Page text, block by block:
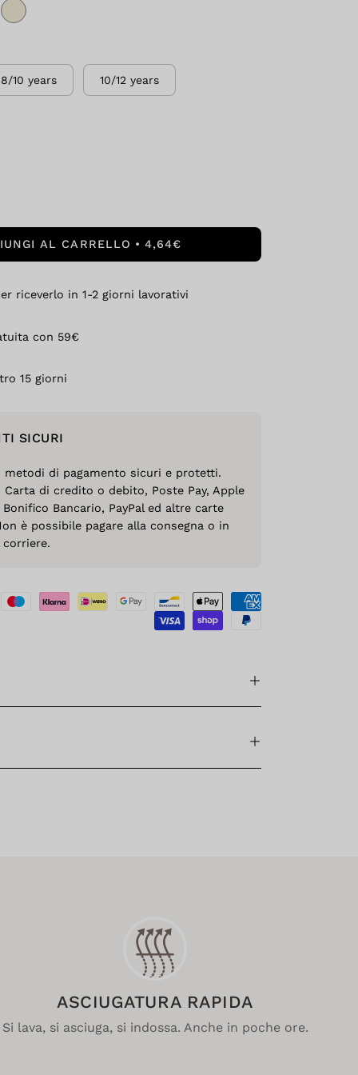
8/10 years 10/12 years
AL CARRELLO 4,64€
riceverlo in 1-2 giorni lavorativi
con 59€
15 giorni
SICURI
metodi di pagamento sicuri e protetti.
Carta di credito o debito, Poste Pay, Apple
Bonifico Bancario, PayPal ed altre carte
è possibile pagare alla consegna o in
corriere.
ASCIUGATURA RAPIDA
Si lava, si asciuga, si indossa. Anche in poche ore.